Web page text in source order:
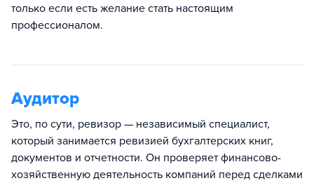
только если есть желание стать настоящим
профессионалом.
Аудитор
Это, по сути, ревизор — независимый специалист,
который занимается ревизией бухгалтерских книг,
документов и отчетности. Он проверяет финансово-
хозяйственную деятельность компаний перед сделками